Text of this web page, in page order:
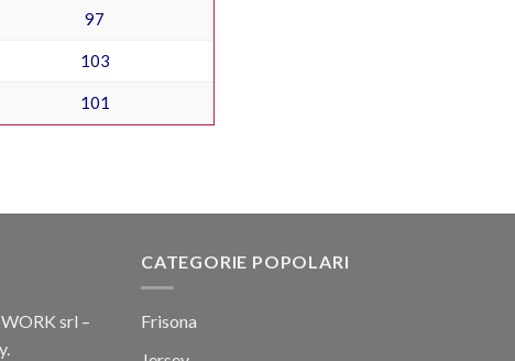
97
103
101
srl –
CATEGORIE POPOLARI
Frisona